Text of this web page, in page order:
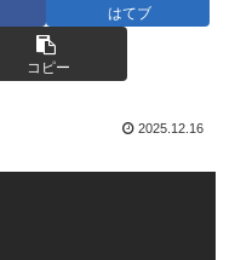
はてブ
コピー
2025.12.16